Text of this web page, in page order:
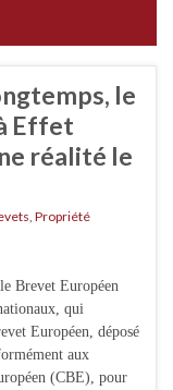
le
Effet
réalité le
Propriété
Brevet Européen
qui
Européen, déposé
aux
(CBE), pour